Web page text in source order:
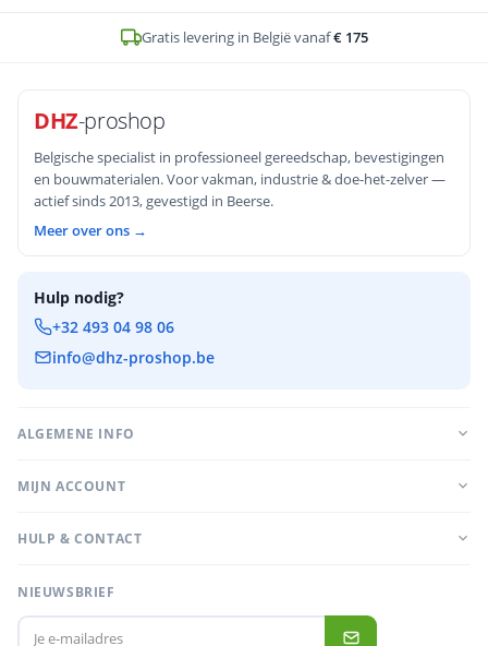
Op voorraad en voor16ubesteld, zelfde werkdag verstuurd
DHZ-proshop
Belgische specialist in professioneel gereedschap, bevestigingen
en bouwmaterialen. Voor vakman, industrie & doe-het-zelver —
actief sinds 2013, gevestigd in Beerse.
Meer over ons →
Hulp nodig?
+32 493 04 98 06
info@dhz-proshop.be
ALGEMENE INFO
MIJN ACCOUNT
HULP & CONTACT
NIEUWSBRIEF